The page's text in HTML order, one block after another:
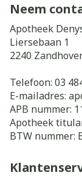
Neem
Apotheek
Liersebaan 1
2240
Telefoon: 03
E-mailadres:
APB nummer:
Apotheek
BTW nummer: